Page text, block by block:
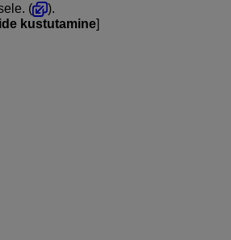
(
).
kustutamine]